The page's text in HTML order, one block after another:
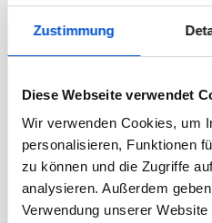
Zustimmung
Diese Webseite verwendet
Wir verwenden Cookies, um
personalisieren, Funktionen
zu können und die Zugriffe
analysieren. Außerdem
Verwendung unserer
Dezember 2020
November 2020
September 2020
August 2020